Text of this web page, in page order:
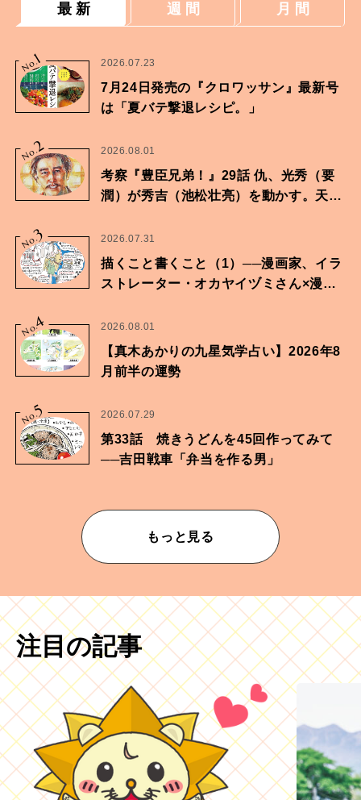
最 新 週 間 月 間
No.
1 2026.07.23
7月24日発売の『クロワッサン』最新号
は「夏バテ撃退レシピ。」
No.2 2026.08.01
考察『豊臣兄弟！』29話 仇、光秀（要
潤）が秀吉（池松壮亮）を動かす。天下
No.3 2026.07.31
描くこと書くこと（1）──漫画家、イラ
ストレーター・オカヤイヅミさん×漫画
No.4 2026.08.01
【真木あかりの九星気学占い】2026年8
月前半の運勢
No.5 2026.07.29
第33話 焼きうどんを45回作ってみて
──吉田戦車「弁当を作る男」
もっと見る
注目の記事